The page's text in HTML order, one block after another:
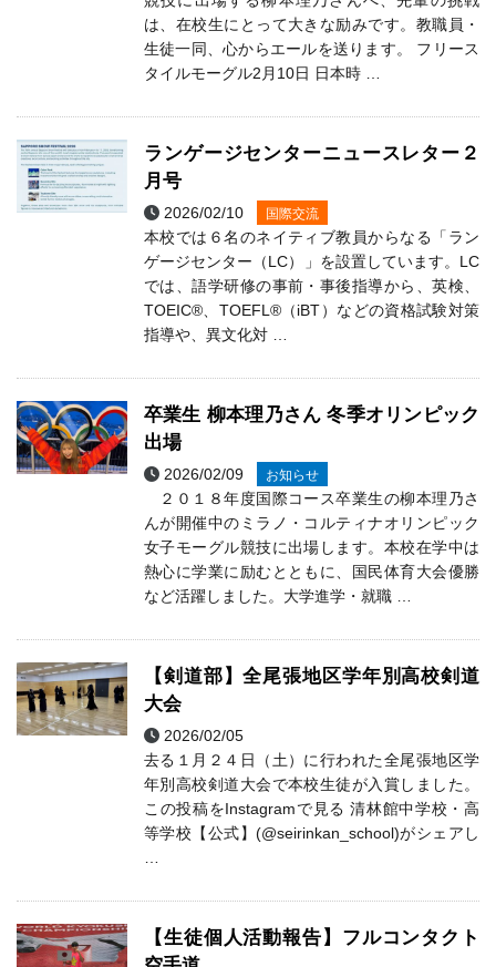
は、在校生にとって大きな励みです。教職員・
生徒一同、心からエールを送ります。 フリース
タイルモーグル2月10日 日本時 …
ランゲージセンターニュースレター２
月号
2026/02/10 国際交流
本校では６名のネイティブ教員からなる「ラン
ゲージセンター（LC）」を設置しています。LC
では、語学研修の事前・事後指導から、英検、
TOEIC®、TOEFL®（iBT）などの資格試験対策
指導や、異文化対 …
卒業生 柳本理乃さん 冬季オリンピック
出場
2026/02/09 お知らせ
２０１８年度国際コース卒業生の柳本理乃さ
んが開催中のミラノ・コルティナオリンピック
女子モーグル競技に出場します。本校在学中は
熱心に学業に励むとともに、国民体育大会優勝
など活躍しました。大学進学・就職 …
【剣道部】全尾張地区学年別高校剣道
大会
2026/02/05
去る１月２４日（土）に行われた全尾張地区学
年別高校剣道大会で本校生徒が入賞しました。
この投稿をInstagramで見る 清林館中学校・高
等学校【公式】(@seirinkan_school)がシェアし
【生徒個人活動報告】フルコンタクト